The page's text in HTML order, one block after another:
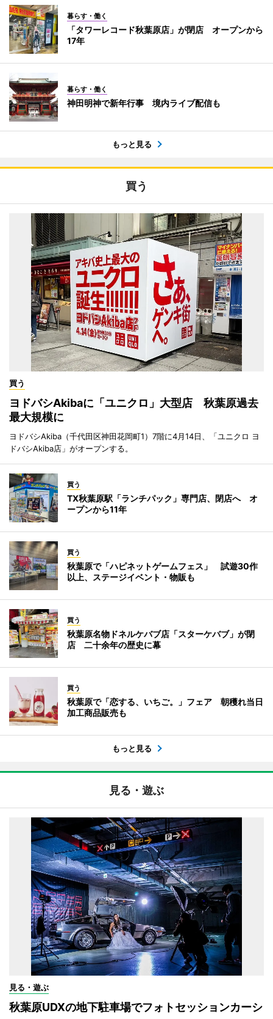
暮らす・働く
「タワーレコード秋葉原店」が閉店 オープンから
17年
暮らす・働く
神田明神で新年行事 境内ライブ配信も
もっと見る
買う
買う
ヨドバシAkibaに「ユニクロ」大型店 秋葉原過去
最大規模に
ヨドバシAkiba（千代田区神田花岡町1）7階に4月14日、「ユニクロ ヨ
ドバシAkiba店」がオープンする。
買う
TX秋葉原駅「ランチパック」専門店、閉店へ オ
ープンから11年
買う
秋葉原で「ハピネットゲームフェス」 試遊30作
以上、ステージイベント・物販も
買う
秋葉原名物ドネルケバブ店「スターケバブ」が閉
店 二十余年の歴史に幕
買う
秋葉原で「恋する、いちご。」フェア 朝穫れ当日
加工商品販売も
もっと見る
見る・遊ぶ
見る・遊ぶ
秋葉原UDXの地下駐車場でフォトセッションカーシ